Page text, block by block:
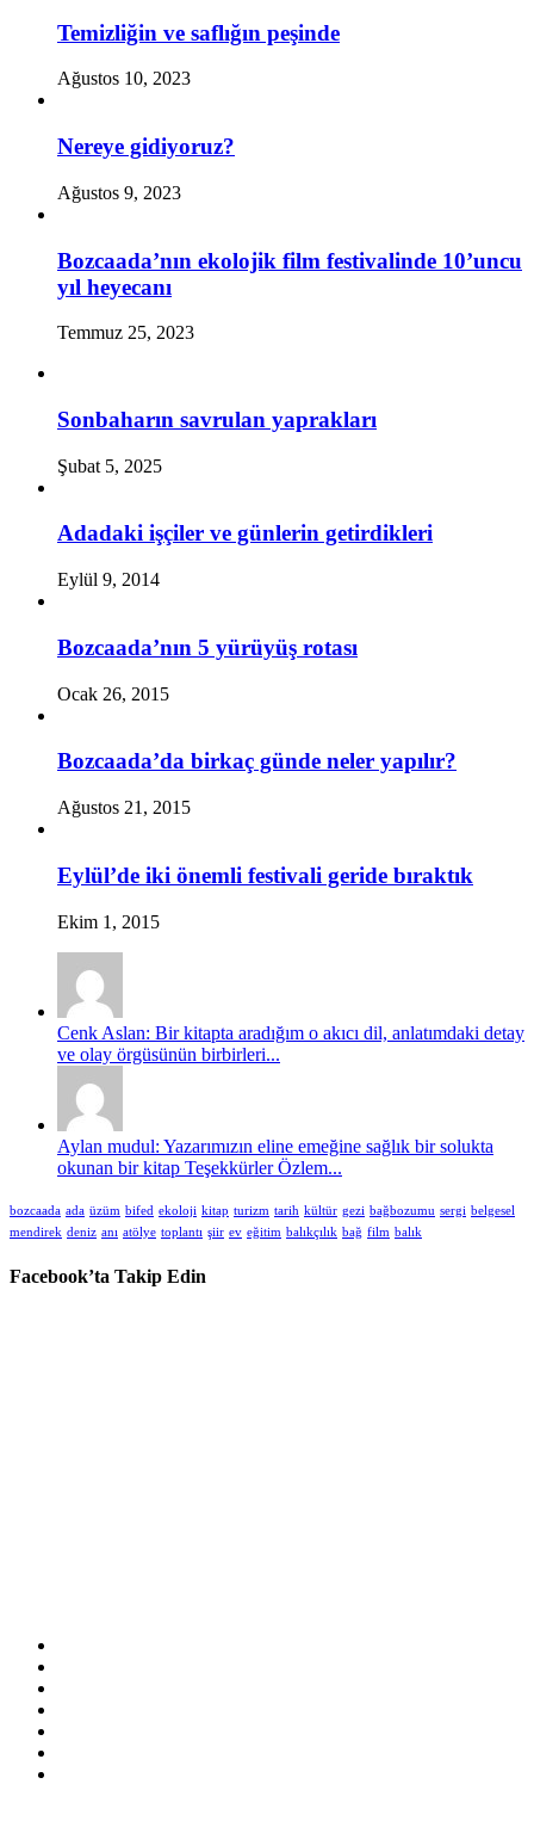
Temizliğin ve saflığın peşinde
Ağustos 10, 2023
Nereye gidiyoruz?
Ağustos 9, 2023
Bozcaada’nın ekolojik film festivalinde 10’uncu
yıl heyecanı
Temmuz 25, 2023
Sonbaharın savrulan yaprakları
Şubat 5, 2025
Adadaki işçiler ve günlerin getirdikleri
Eylül 9, 2014
Bozcaada’nın 5 yürüyüş rotası
Ocak 26, 2015
Bozcaada’da birkaç günde neler yapılır?
Ağustos 21, 2015
Eylül’de iki önemli festivali geride bıraktık
Ekim 1, 2015
Cenk Aslan: Bir kitapta aradığım o akıcı dil, anlatımdaki detay
ve olay örgüsünün birbirleri...
Aylan mudul: Yazarımızın eline emeğine sağlık bir solukta
okunan bir kitap Teşekkürler Özlem...
bozcaada ada üzüm bifed ekoloji kitap turizm tarih kültür gezi bağbozumu sergi belgesel
mendirek deniz anı atölye toplantı şiir ev eğitim balıkçılık bağ film balık
Facebook’ta Takip Edin